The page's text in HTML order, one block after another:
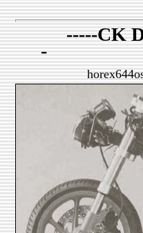
-----CK
-